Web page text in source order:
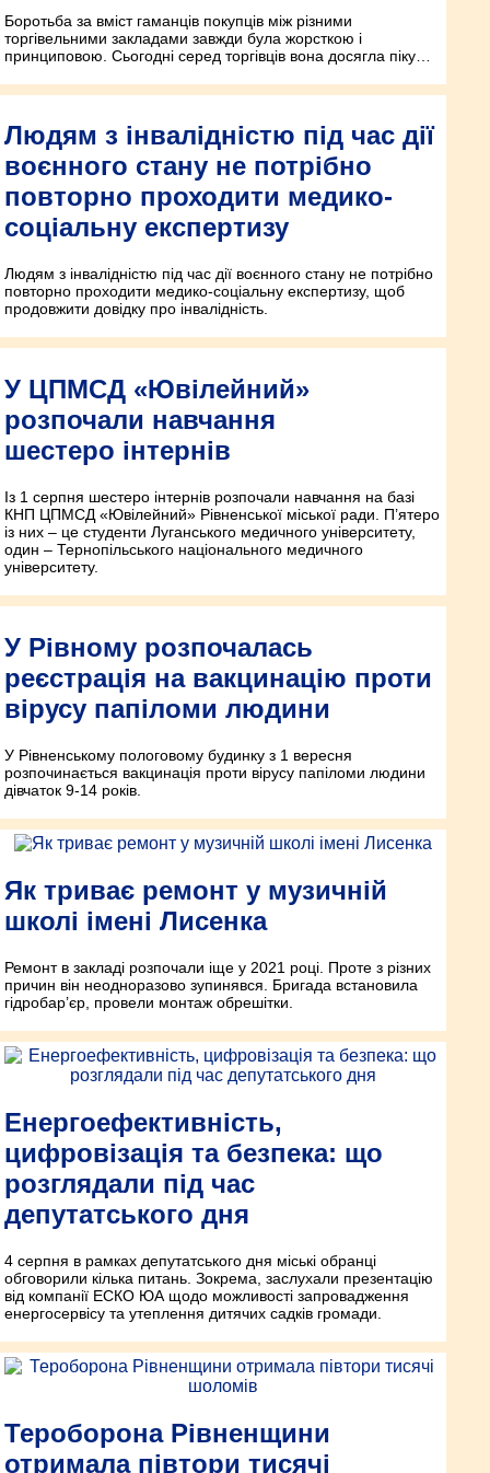
Боротьба за вміст гаманців покупців між різними
торгівельними закладами завжди була жорсткою і
принциповою. Сьогодні серед торгівців вона досягла піку…
Людям з інвалідністю під час дії
воєнного стану не потрібно
повторно проходити медико-
соціальну експертизу
Людям з інвалідністю під час дії воєнного стану не потрібно
повторно проходити медико-соціальну експертизу, щоб
продовжити довідку про інвалідність.
У ЦПМСД «Ювілейний»
розпочали навчання
шестеро інтернів
Із 1 серпня шестеро інтернів розпочали навчання на базі
КНП ЦПМСД «Ювілейний» Рівненської міської ради. П’ятеро
із них – це студенти Луганського медичного університету,
один – Тернопільського національного медичного
університету.
У Рівному розпочалась
реєстрація на вакцинацію проти
вірусу папіломи людини
У Рівненському пологовому будинку з 1 вересня
розпочинається вакцинація проти вірусу папіломи людини
дівчаток 9-14 років.
Як триває ремонт у музичній
школі імені Лисенка
Ремонт в закладі розпочали іще у 2021 році. Проте з різних
причин він неодноразово зупинявся. Бригада встановила
гідробар’єр, провели монтаж обрешітки.
Енергоефективність,
цифровізація та безпека: що
розглядали під час
депутатського дня
4 серпня в рамках депутатського дня міські обранці
обговорили кілька питань. Зокрема, заслухали презентацію
від компанії ЕСКО ЮА щодо можливості запровадження
енергосервісу та утеплення дитячих садків громади.
Тероборона Рівненщини
отримала півтори тисячі